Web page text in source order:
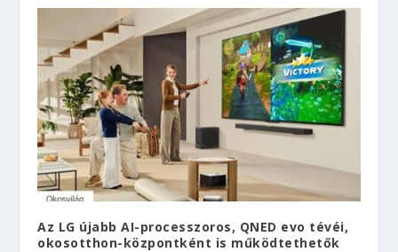
Az LG újabb AI-processzoros, QNED evo tévéi,
okosotthon-központként is működtethetők